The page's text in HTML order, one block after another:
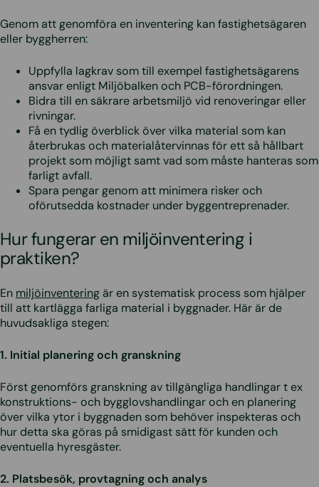
Genom att genomföra en inventering kan fastighetsägaren
eller byggherren:
Uppfylla lagkrav som till exempel fastighetsägarens
ansvar enligt Miljöbalken och PCB-förordningen.
Bidra till en säkrare arbetsmiljö vid renoveringar eller
rivningar.
Få en tydlig överblick över vilka material som kan
återbrukas och materialåtervinnas för ett så hållbart
projekt som möjligt samt vad som måste hanteras som
farligt avfall.
Spara pengar genom att minimera risker och
oförutsedda kostnader under byggentreprenader.
Hur fungerar en miljöinventering i
praktiken?
En miljöinventering är en systematisk process som hjälper
till att kartlägga farliga material i byggnader. Här är de
huvudsakliga stegen:
1. Initial planering och granskning
Först genomförs granskning av tillgängliga handlingar t ex
konstruktions- och bygglovshandlingar och en planering
över vilka ytor i byggnaden som behöver inspekteras och
hur detta ska göras på smidigast sätt för kunden och
eventuella hyresgäster.
2. Platsbesök, provtagning och analys